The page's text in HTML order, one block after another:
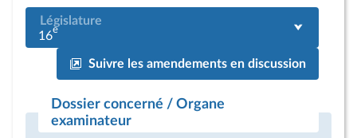
Législature
16e
Suivre les amendements en discussion
Dossier concerné / Organe
examinateur